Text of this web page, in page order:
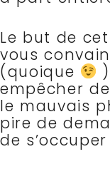
Le but de
vous
(quoique
empêcher
le mauvais
pire de
de